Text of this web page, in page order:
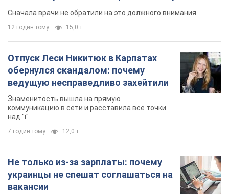
Сначала врачи не обратили на это должного внимания
12 годин тому 15,0 т.
Отпуск Леси Никитюк в Карпатах
обернулся скандалом: почему
ведущую несправедливо захейтили
Знаменитость вышла на прямую
коммуникацию в сети и расставила все точки
над "i"
7 годин тому 12,0 т.
Не только из-за зарплаты: почему
украинцы не спешат соглашаться на
вакансии